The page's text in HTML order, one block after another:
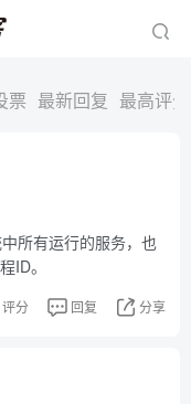
票 最新回复 最高评分
所有运行的服务，也
ID。
评分 回复 分享